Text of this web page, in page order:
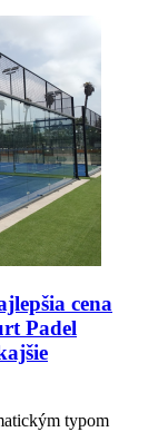
cena
Padel
typom